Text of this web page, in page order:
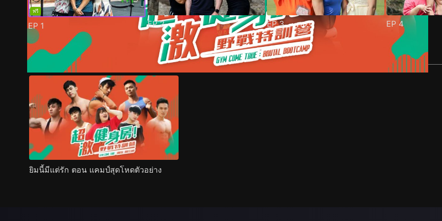
ฟรี
EP 1 EP2 EP3 EP 4
ตัวอย่าง ภาพนิ่ง เนื้อหาที่แนะนำ รายละเอียด
ยิมนี้มีแต่รัก ตอน แคมป์สุดโหดตัวอย่าง